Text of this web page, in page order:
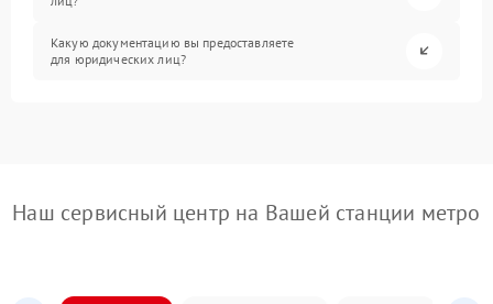
Какую документацию вы предоставляете
для юридических лиц?
Наш сервисный центр на Вашей станции метро